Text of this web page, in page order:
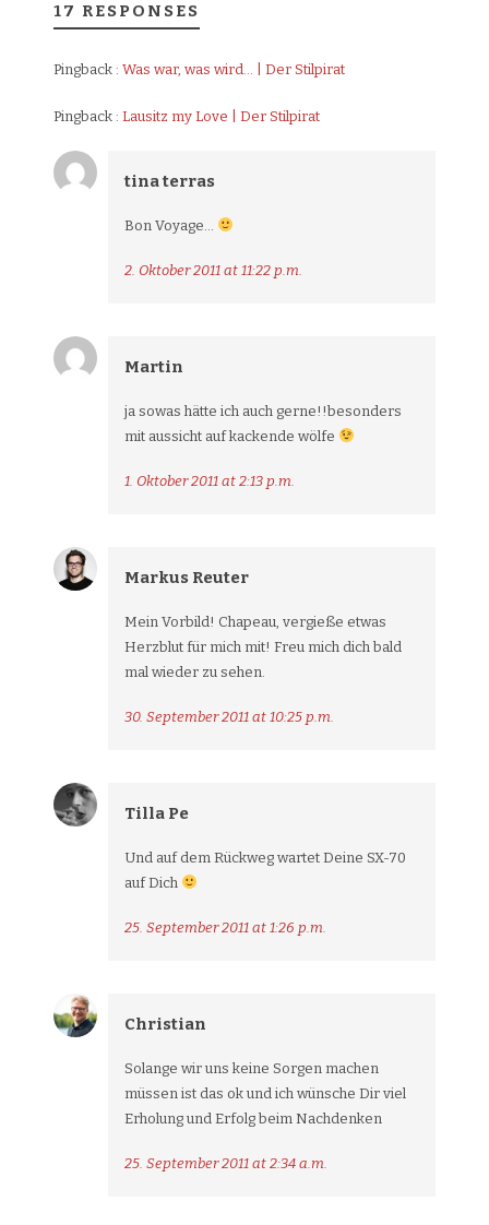
17 RESPONSES
Pingback : Was war, was wird… | Der Stilpirat
Pingback : Lausitz my Love | Der Stilpirat
tina terras
Bon Voyage…
2. Oktober 2011 at 11:22 p.m.
Martin
ja sowas hätte ich auch gerne!!besonders
mit aussicht auf kackende wölfe
1. Oktober 2011 at 2:13 p.m.
Markus Reuter
Mein Vorbild! Chapeau, vergieße etwas
Herzblut für mich mit! Freu mich dich bald
mal wieder zu sehen.
30. September 2011 at 10:25 p.m.
Tilla Pe
Und auf dem Rückweg wartet Deine SX-70
auf Dich
25. September 2011 at 1:26 p.m.
Christian
Solange wir uns keine Sorgen machen
müssen ist das ok und ich wünsche Dir viel
Erholung und Erfolg beim Nachdenken
25. September 2011 at 2:34 a.m.